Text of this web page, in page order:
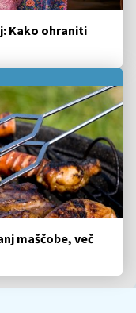
Kako ohraniti
maščobe, več